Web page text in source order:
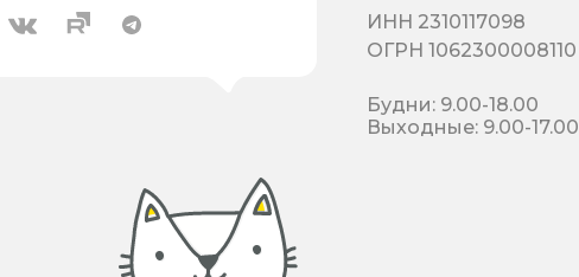
ИНН 2310117098
ОГРН 1062300008110
Будни: 9.00-18.00
Выходные: 9.00-17.00